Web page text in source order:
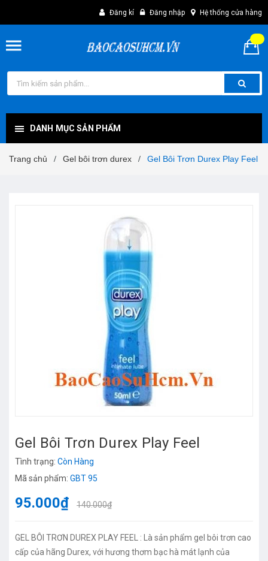
Đăng kí Đăng nhập Hệ thống cửa hàng
DANH MỤC SẢN PHẨM
Trang chủ / Gel bôi trơn durex / Gel Bôi Trơn Durex Play Feel
Gel Bôi Trơn Durex Play Feel
Tình trạng: Còn Hàng
Mã sản phẩm: GBT 95
95.000₫ 140.000₫
GEL BÔI TRƠN DUREX PLAY FEEL : Là sản phẩm gel bôi trơn cao
cấp của hãng Durex, với hương thơm bạc hà mát lạnh của